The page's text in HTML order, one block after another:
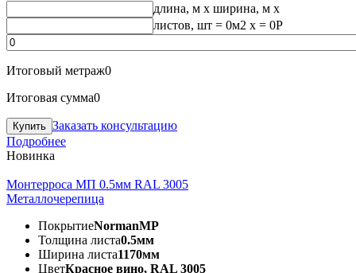
длина, м x ширина, м x
листов, шт = 0м2 x = 0Р
Итоговый метраж0
Итоговая сумма0
Заказать консультацию
Подробнее
Новинка
Монтерроса МП 0.5мм RAL 3005
Металлочерепица
ПокрытиеNormanMP
Толщина листа0.5мм
Ширина листа1170мм
ЦветКрасное вино, RAL 3005